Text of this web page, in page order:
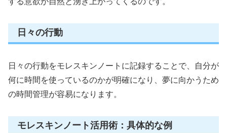
日々の行動
日々の行動をモレスキンノートに記録することで、自分が
何に時間を使っているのかが明確になり、夢に向かうため
の時間管理が容易になります。
モレスキンノート活用術：具体的な例